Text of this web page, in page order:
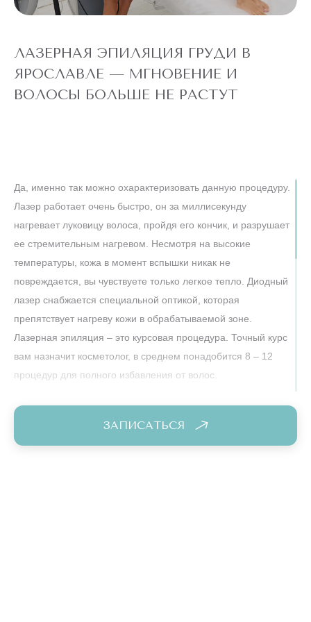
Александритовый
подмышки, малая
зона) действует
клиентов
5 ДНЕЙ
до
конца акции
ЛАЗЕРНАЯ ЭПИЛЯЦИЯ ГРУДИ В
ЯРОСЛАВЛЕ — МГНОВЕНИЕ И
ВОЛОСЫ БОЛЬШЕ НЕ РАСТУТ
Да, именно так можно охарактеризовать данную процедуру.
Лазер работает очень быстро, он за миллисекунду
нагревает луковицу волоса, пройдя его кончик, и разрушает
ее стремительным нагревом. Несмотря на высокие
температуры, кожа в момент вспышки никак не
повреждается, вы чувствуете только легкое тепло. Диодный
лазер снабжается специальной оптикой, которая
препятствует нагреву кожи в обрабатываемой зоне.
Лазерная эпиляция – это курсовая процедура. Точный курс
вам назначит косметолог, в среднем понадобится 8 – 12
процедур для полного избавления от волос.
делают профессионально и недорого в нашей клинике
«Подружки» в Ярославле:
ЗАПИСАТЬСЯ